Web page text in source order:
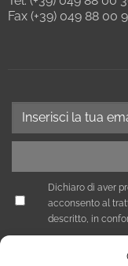
Fax (+39) 049 88 00
Dichiaro di aver
acconsento al
descritto, in